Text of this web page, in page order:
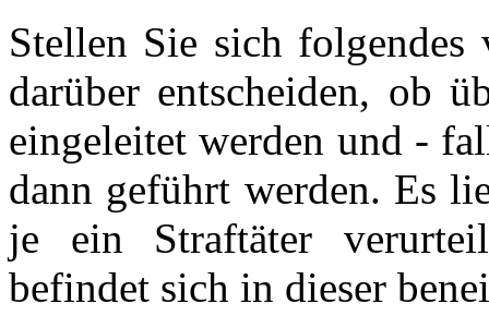
Stellen Sie sich
darüber entscheiden, ob
eingeleitet werden und -
dann geführt werden. Es
je ein Straftäter
befindet sich in dieser